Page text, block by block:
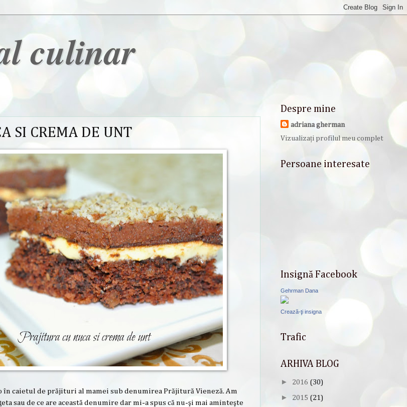
culinar
SI CREMA DE UNT
în caietul de prăjituri al mamei sub denumirea Prăjitură Vieneză. Am
sau de ce are această denumire dar mi-a spus că nu-şi mai aminteşte
Despre mine
adriana gherman
Vizualizați profilul meu complet
Persoane interesate
Insignă Facebook
Gehrman Dana
Crează-ţi insigna
Trafic
ARHIVA BLOG
► 2016 (30)
► 2015 (21)